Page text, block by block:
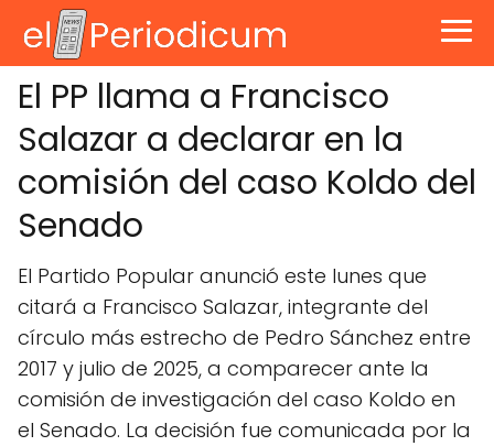
El PP llama a Francisco
Salazar a declarar en la
comisión del caso Koldo del
Senado
El Partido Popular anunció este lunes que
citará a Francisco Salazar, integrante del
círculo más estrecho de Pedro Sánchez entre
2017 y julio de 2025, a comparecer ante la
comisión de investigación del caso Koldo en
el Senado. La decisión fue comunicada por la